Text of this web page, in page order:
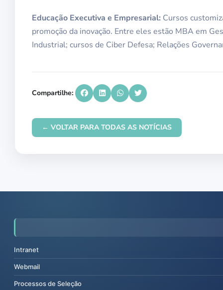
Educação Executiva e Empresarial: Cursos
promoção da inovação. Entre eles estão MBA em
Industrial; cursos de Ciber Defesa; Relações
Compartilhe:
← VOLTAR PARA TODAS AS NOTÍCIAS
Intranet
Webmail
Processos de Seleção